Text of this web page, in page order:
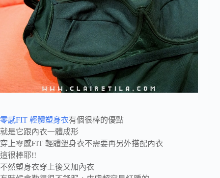
零感FIT 輕體塑身衣有個很棒的優點
就是它跟內衣一體成形
穿上零感FIT 輕體塑身衣不需要再另外搭配內衣
這很棒耶!!
不然塑身衣穿上後又加內衣